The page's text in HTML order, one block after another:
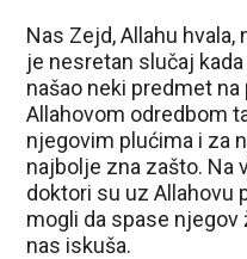
Nas Zejd, Allahu
je nesretan slučaj
našao neki predmet na
Allahovom odredbom
njegovim plućima i za
najbolje zna zašto. Na
doktori su uz Allahovu
mogli da spase njegov
nas iskuša.